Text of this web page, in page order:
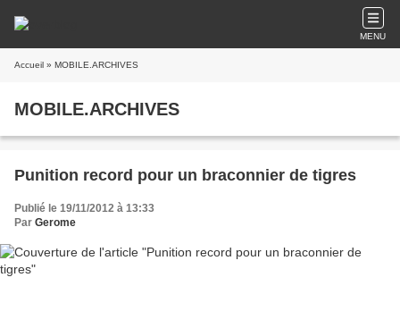
MENU
Accueil » MOBILE.ARCHIVES
MOBILE.ARCHIVES
Punition record pour un braconnier de tigres
Publié le 19/11/2012 à 13:33
Par Gerome